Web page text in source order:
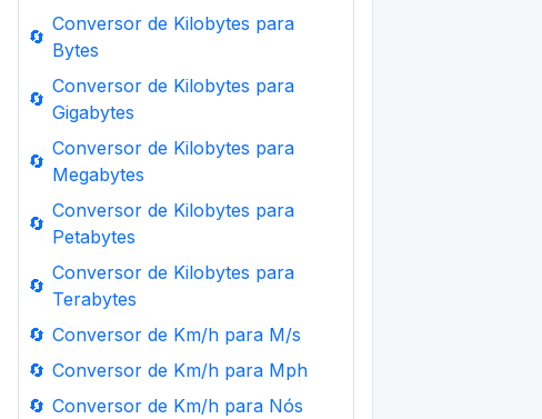
🔄
Conversor de Kilobytes para
Bytes
🔄
Conversor de Kilobytes para
Gigabytes
🔄
Conversor de Kilobytes para
Megabytes
🔄
Conversor de Kilobytes para
Petabytes
🔄
Conversor de Kilobytes para
Terabytes
🔄 Conversor de Km/h para M/s
🔄 Conversor de Km/h para Mph
🔄 Conversor de Km/h para Nós